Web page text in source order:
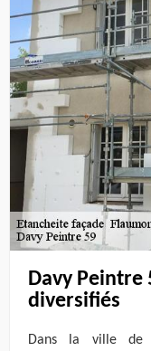
Davy
diversifiés
Dans la ville de